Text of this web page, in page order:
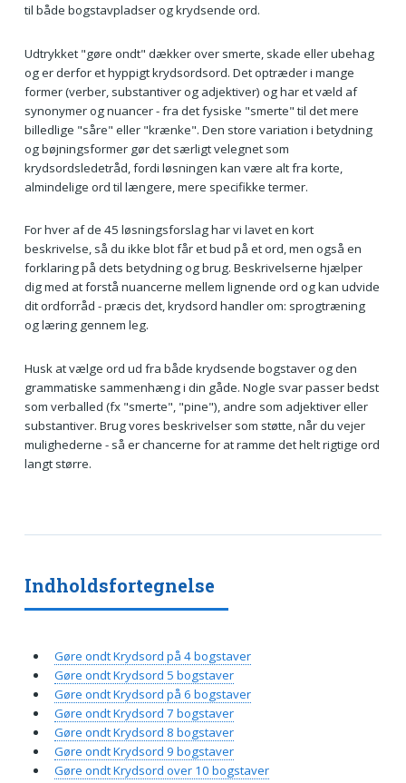
til både bogstavpladser og krydsende ord.
Udtrykket "gøre ondt" dækker over smerte, skade eller ubehag
og er derfor et hyppigt krydsordsord. Det optræder i mange
former (verber, substantiver og adjektiver) og har et væld af
synonymer og nuancer - fra det fysiske "smerte" til det mere
billedlige "såre" eller "krænke". Den store variation i betydning
og bøjningsformer gør det særligt velegnet som
krydsordsledetråd, fordi løsningen kan være alt fra korte,
almindelige ord til længere, mere specifikke termer.
For hver af de 45 løsningsforslag har vi lavet en kort
beskrivelse, så du ikke blot får et bud på et ord, men også en
forklaring på dets betydning og brug. Beskrivelserne hjælper
dig med at forstå nuancerne mellem lignende ord og kan udvide
dit ordforråd - præcis det, krydsord handler om: sprogtræning
og læring gennem leg.
Husk at vælge ord ud fra både krydsende bogstaver og den
grammatiske sammenhæng i din gåde. Nogle svar passer bedst
som verballed (fx "smerte", "pine"), andre som adjektiver eller
substantiver. Brug vores beskrivelser som støtte, når du vejer
mulighederne - så er chancerne for at ramme det helt rigtige ord
langt større.
Indholdsfortegnelse
Gøre ondt Krydsord på 4 bogstaver
Gøre ondt Krydsord 5 bogstaver
Gøre ondt Krydsord på 6 bogstaver
Gøre ondt Krydsord 7 bogstaver
Gøre ondt Krydsord 8 bogstaver
Gøre ondt Krydsord 9 bogstaver
Gøre ondt Krydsord over 10 bogstaver